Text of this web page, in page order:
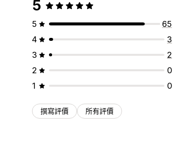
5
5
65
4
3
3
2
2
0
1
0
撰寫評價 所有評價